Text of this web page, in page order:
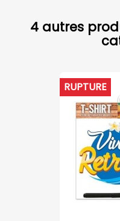
4 autres
RUPTURE